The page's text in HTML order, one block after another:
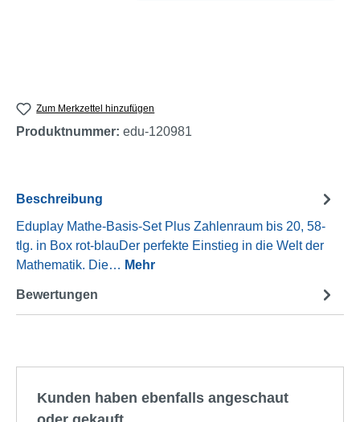
Zum Merkzettel hinzufügen
Produktnummer: edu-120981
Beschreibung
Eduplay Mathe-Basis-Set Plus Zahlenraum bis 20, 58-
tlg. in Box rot-blauDer perfekte Einstieg in die Welt der
Mathematik. Die… Mehr
Bewertungen
Kunden haben ebenfalls angeschaut